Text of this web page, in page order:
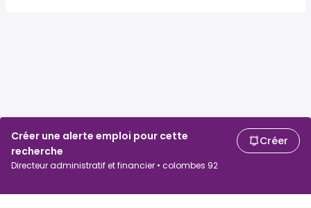
Créer une alerte emploi pour cette
recherche
Directeur administratif et financier • colombes 92
Créer